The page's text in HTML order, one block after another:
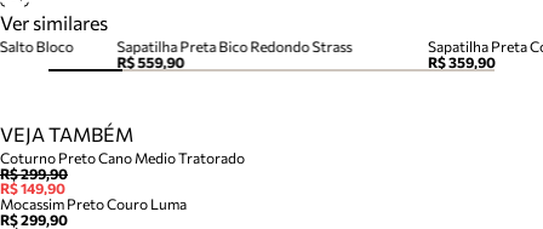
Ver similares
Sapatilha Preta Bico Redondo Strass
R$ 559,90
Sapatilha Preta
R$ 359,90
Bloco
VEJA TAMBÉM
Coturno Preto Cano Medio Tratorado
R$ 299,90
R$ 149,90
Mocassim Preto Couro Luma
R$ 299,90